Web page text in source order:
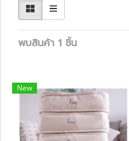
พบสินค้า 1 ชิ้น
New